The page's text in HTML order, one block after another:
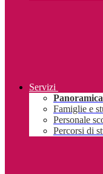
Servizi
Panoramica
Famiglie e
Personale
Percorsi di